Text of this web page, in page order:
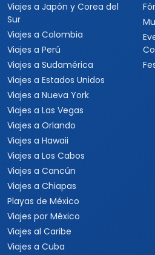
Viajes a Japón y Corea del
Sur
Viajes a Colombia
Viajes a Perú
Viajes a Sudamérica
Viajes a Estados Unidos
Viajes a Nueva York
Viajes a Las Vegas
Viajes a Orlando
Viajes a Hawaii
Viajes a Los Cabos
Viajes a Cancún
Viajes a Chiapas
Playas de México
Viajes por México
Viajes al Caribe
Viajes a Cuba